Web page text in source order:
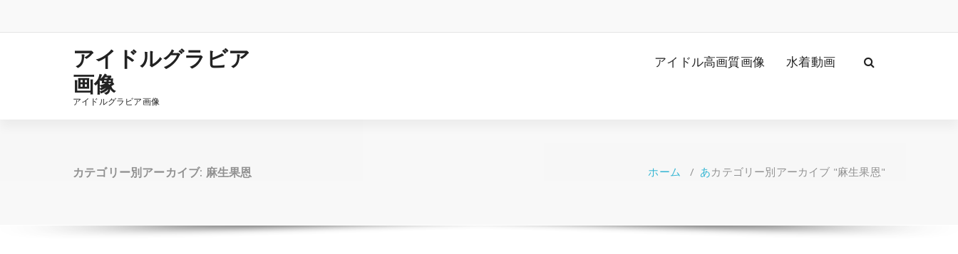
テ
アイドルグラビア
画像
アイドルグラビア画像
アイドル高画質画像 水着動画
カテゴリー別アーカイブ: 麻生果恩 ホーム / あカテゴリー別アーカイブ "麻生果恩"